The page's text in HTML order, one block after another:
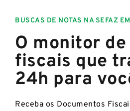
BUSCAS DE NOTAS NA SEFAZ
O monitor
fiscais que
24h para
Receba os Documentos